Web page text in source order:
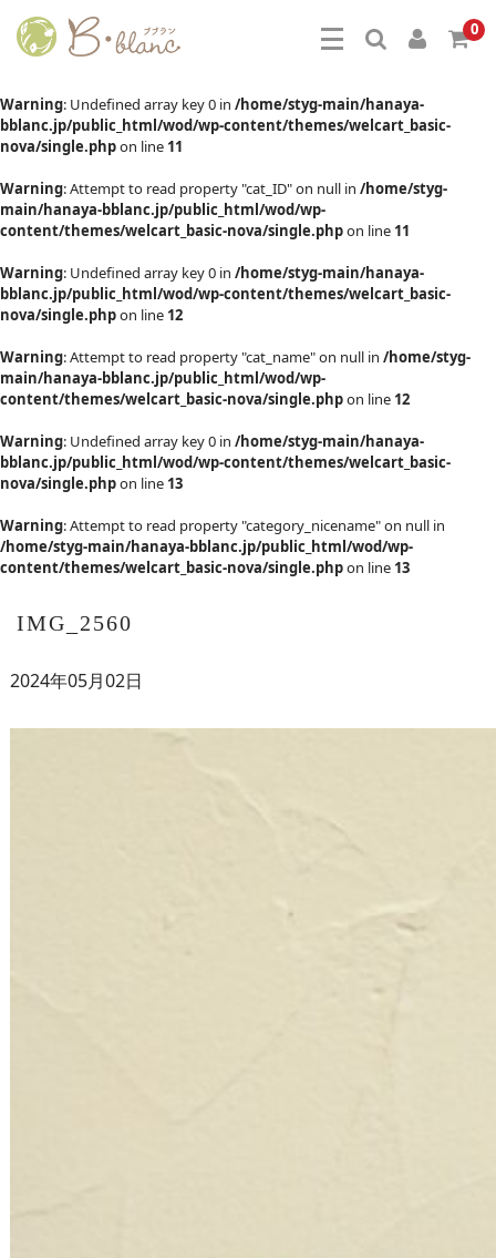
0
Warning: Undefined array key 0 in /home/styg-main/hanaya-
bblanc.jp/public_html/wod/wp-content/themes/welcart_basic-
nova/single.phpon line 11
Warning: Attempt to read property "cat_ID" on null in /home/styg-
main/hanaya-bblanc.jp/public_html/wod/wp-
content/themes/welcart_basic-nova/single.phpon line 11
Warning: Undefined array key 0 in /home/styg-main/hanaya-
bblanc.jp/public_html/wod/wp-content/themes/welcart_basic-
nova/single.phpon line 12
Warning: Attempt to read property "cat_name" on null in /home/styg-
main/hanaya-bblanc.jp/public_html/wod/wp-
content/themes/welcart_basic-nova/single.phpon line 12
Warning: Undefined array key 0 in /home/styg-main/hanaya-
bblanc.jp/public_html/wod/wp-content/themes/welcart_basic-
nova/single.phpon line 13
Warning: Attempt to read property "category_nicename" on null in
/home/styg-main/hanaya-bblanc.jp/public_html/wod/wp-
content/themes/welcart_basic-nova/single.phpon line 13
IMG_2560
2024年05月02日